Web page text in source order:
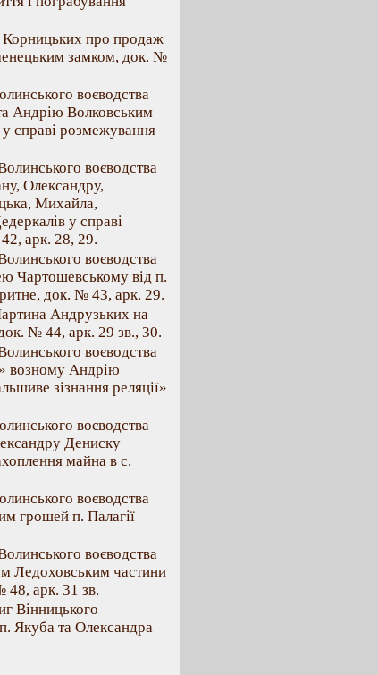
Корницьких про продаж
замком, док. №
воєводства
Андрію Волковським
справі розмежування
воєводства
Олександру,
Михайла,
у справі
арк. 28, 29.
воєводства
Чартошевському від п.
док. № 43, арк. 29.
Андрузьких на
№ 44, арк. 29 зв., 30.
воєводства
возному Андрію
зізнання реляції»
воєводства
Дениску
майна в с.
воєводства
грошей п. Палагії
воєводства
Ледоховським частини
48, арк. 31 зв.
Вінницького
Якуба та Олександра